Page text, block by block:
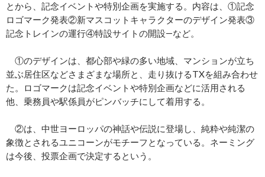
とから、記念イベントや特別企画を実施する。内容は、①記念
ロゴマーク発表②新マスコットキャラクターのデザイン発表③
記念トレインの運行④特設サイトの開設―など。
①のデザインは、都心部や緑の多い地域、マンションが立ち
並ぶ居住区などさまざまな場所と、走り抜けるTXを組み合わせ
た。ロゴマークは記念イベントや特別企画などに活用される
他、乗務員や駅係員がピンバッチにして着用する。
②は、中世ヨーロッパの神話や伝説に登場し、純粋や純潔の
象徴とされるユニコーンがモチーフとなっている。ネーミング
は今後、投票企画で決定するという。